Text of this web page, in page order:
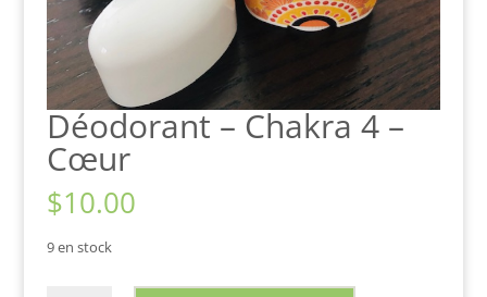
Déodorant – Chakra 4 –
Cœur
$10.00
9 en stock